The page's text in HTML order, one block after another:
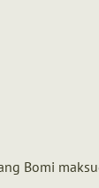
Bomi